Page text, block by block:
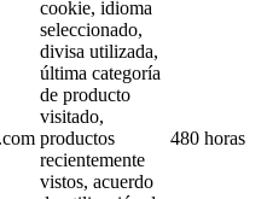
cookie, idioma
seleccionado,
divisa utilizada,
última categoría
de producto
visitado,
productos
recientemente
vistos, acuerdo
480 horas